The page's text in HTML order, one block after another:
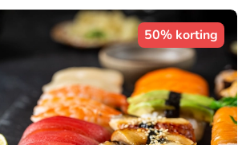
50% korting